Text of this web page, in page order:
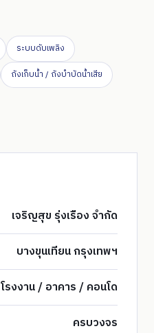
ระบบดับเพลิง
ถังเก็บน้ำ / ถังบำบัดน้ำเสีย
เจริญสุข รุ่งเรือง จำกัด
บางขุนเทียน กรุงเทพฯ
โรงงาน / อาคาร / คอนโด
ครบวงจร